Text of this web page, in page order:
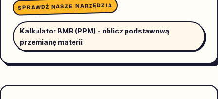
SPRAWDŹ NASZE NARZĘDZIA
Kalkulator BMR (PPM) - oblicz podstawową
przemianę materii